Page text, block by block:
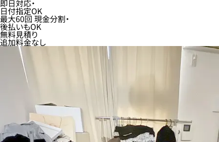
即日対応・
日付指定OK
最大60回 現金分割・
後払いもOK
無料見積り
追加料金なし